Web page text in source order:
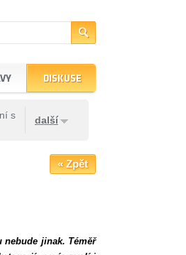
s
další
DISKUSE
« Zpět
jinak. Téměř